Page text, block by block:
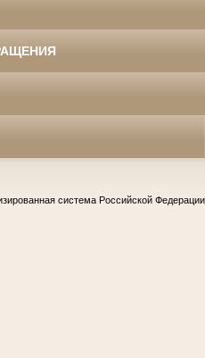
система Российской